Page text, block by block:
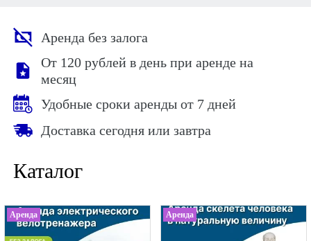
Аренда без залога
Oт 120 рублей в день при аренде на
месяц
Удобные сроки аренды от 7 дней
Доставка сегодня или завтра
Каталог
Аренда Аренда